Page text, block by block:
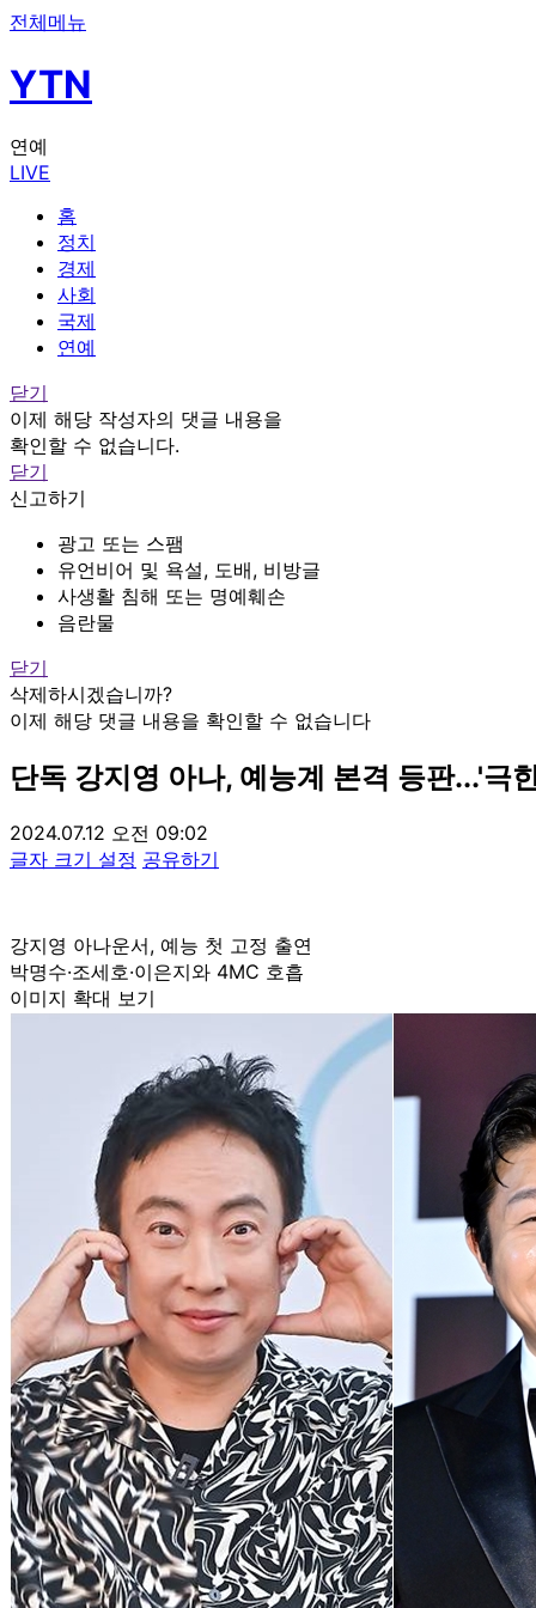
전체메뉴
YTN
연예
LIVE
홈
정치
경제
사회
국제
연예
닫기
이제 해당 작성자의 댓글 내용을
확인할 수 없습니다.
닫기
신고하기
광고 또는 스팸
유언비어 및 욕설, 도배, 비방글
사생활 침해 또는 명예훼손
음란물
닫기
삭제하시겠습니까?
이제 해당 댓글 내용을 확인할 수 없습니다
단독 강지영 아나, 예능계 본격 등판...'극
2024.07.12 오전 09:02
글자 크기 설정 공유하기
강지영 아나운서, 예능 첫 고정 출연
박명수·조세호·이은지와 4MC 호흡
이미지 확대 보기